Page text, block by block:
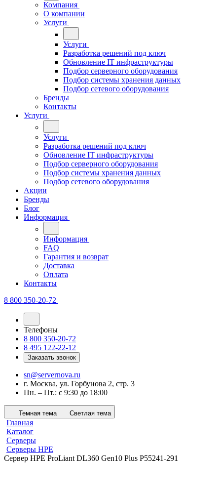
Компания
О компании
Услуги
Услуги
Разработка решений под ключ
Обновление IT инфраструктуры
Подбор серверного оборудования
Подбор системы хранения данных
Подбор сетевого оборудования
Бренды
Контакты
Услуги
Услуги
Разработка решений под ключ
Обновление IT инфраструктуры
Подбор серверного оборудования
Подбор системы хранения данных
Подбор сетевого оборудования
Акции
Бренды
Блог
Информация
Информация
FAQ
Гарантия и возврат
Доставка
Оплата
Контакты
8 800 350-20-72
Телефоны
8 800 350-20-72
8 495 122-22-12
Заказать звонок
sn@servernova.ru
г. Москва, ул. Горбунова 2, стр. 3
Пн. – Пт.: с 9:30 до 18:00
Темная тема Светлая тема
Главная
Каталог
Серверы
Серверы HPE
Сервер HPE ProLiant DL360 Gen10 Plus P55241-291